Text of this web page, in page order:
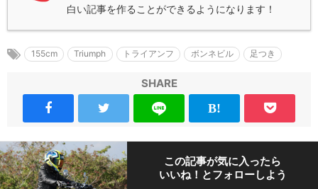
白い記事を作ることができるようになります！
155cm Triumph トライアンフ ボンネビル 足つき
SHARE
この記事が気に入ったら
いいね！とフォローしよう